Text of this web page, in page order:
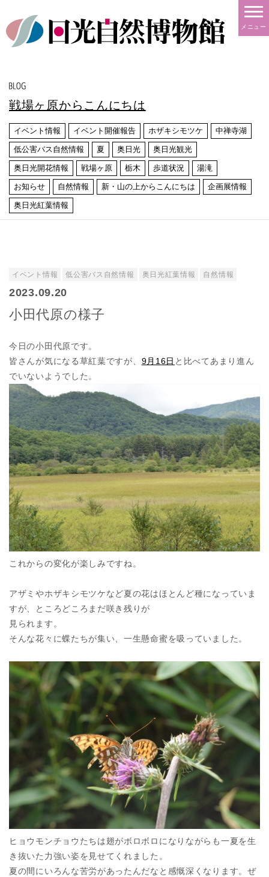
メニュー
戦場ヶ原からこんにちは
イベント情報 イベント開催報告 ホザキシモツケ 中禅寺湖
低公害バス自然情報 夏 奥日光 奥日光観光
奥日光開花情報 戦場ヶ原 栃木 歩道状況 湯滝
お知らせ 自然情報 新・山の上からこんにちは 企画展情報
奥日光紅葉情報
イベント情報 低公害バス自然情報 奥日光紅葉情報 自然情報
2023.09.20
小田代原の様子
今日の小田代原です。
皆さんが気になる草紅葉ですが、 9月16日 と比べてあまり進ん
でいないようでした。
これからの変化が楽しみですね。
アザミやホザキシモツケなど夏の花はほとんど種になっていま
すが、ところどころまだ咲き残りが
見られます。
そんな花々に蝶たちが集い、一生懸命蜜を吸っていました。
ヒョウモンチョウたちは翅がボロボロになりながらも一夏を生
き抜いた力強い姿を見せてくれました。
夏の間にいろんな苦労があったんだなと感慨深くなります。ぜ